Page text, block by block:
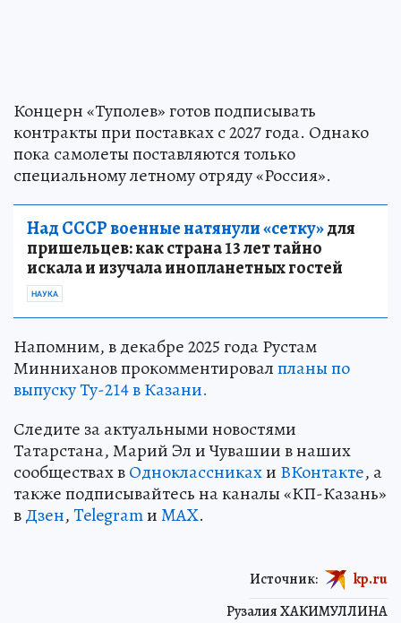
Концерн «Туполев» готов подписывать
контракты при поставках с 2027 года. Однако
пока самолеты поставляются только
специальному летному отряду «Россия».
Над СССР военные натянули «сетку»для
пришельцев: как страна 13 лет тайно
искала и изучала инопланетных гостей
НАУКА
Напомним, в декабре 2025 года Рустам
Минниханов прокомментировалпланы по
выпуску Ту-214 в Казани.
Следите за актуальными новостями
Татарстана, Марий Эл и Чувашии в наших
сообществах вОдноклассникахи ВКонтакте, а
также подписывайтесь на каналы «КП-Казань»
вДзен,TelegramиMAX.
Рузалия ХАКИМУЛЛИНА
Источник: kp.ru